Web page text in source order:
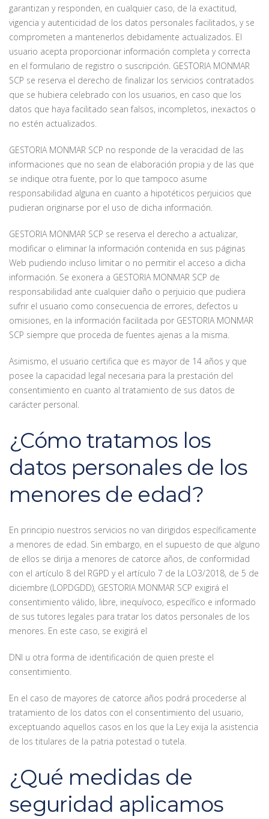
garantizan y responden, en cualquier caso, de la exactitud,
vigencia y autenticidad de los datos personales facilitados, y se
comprometen a mantenerlos debidamente actualizados. El
usuario acepta proporcionar información completa y correcta
en el formulario de registro o suscripción. GESTORIA MONMAR
SCP se reserva el derecho de finalizar los servicios contratados
que se hubiera celebrado con los usuarios, en caso que los
datos que haya facilitado sean falsos, incompletos, inexactos o
no estén actualizados.
GESTORIA MONMAR SCP no responde de la veracidad de las
informaciones que no sean de elaboración propia y de las que
se indique otra fuente, por lo que tampoco asume
responsabilidad alguna en cuanto a hipotéticos perjuicios que
pudieran originarse por el uso de dicha información.
GESTORIA MONMAR SCP se reserva el derecho a actualizar,
modificar o eliminar la información contenida en sus páginas
Web pudiendo incluso limitar o no permitir el acceso a dicha
información. Se exonera a GESTORIA MONMAR SCP de
responsabilidad ante cualquier daño o perjuicio que pudiera
sufrir el usuario como consecuencia de errores, defectos u
omisiones, en la información facilitada por GESTORIA MONMAR
SCP siempre que proceda de fuentes ajenas a la misma.
Asimismo, el usuario certifica que es mayor de 14 años y que
posee la capacidad legal necesaria para la prestación del
consentimiento en cuanto al tratamiento de sus datos de
carácter personal.
¿Cómo tratamos los
datos personales de los
menores de edad?
En principio nuestros servicios no van dirigidos específicamente
a menores de edad. Sin embargo, en el supuesto de que alguno
de ellos se dirija a menores de catorce años, de conformidad
con el artículo 8 del RGPD y el artículo 7 de la LO3/2018, de 5 de
diciembre (LOPDGDD), GESTORIA MONMAR SCP exigirá el
consentimiento válido, libre, inequívoco, específico e informado
de sus tutores legales para tratar los datos personales de los
menores. En este caso, se exigirá el
DNI u otra forma de identificación de quien preste el
consentimiento.
En el caso de mayores de catorce años podrá procederse al
tratamiento de los datos con el consentimiento del usuario,
exceptuando aquellos casos en los que la Ley exija la asistencia
de los titulares de la patria potestad o tutela.
¿Qué medidas de
seguridad aplicamos